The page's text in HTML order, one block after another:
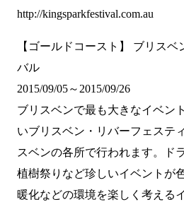
http://kingsparkfestival.com.au
【ゴールドコースト】 ブリス
バル
2015/09/05～2015/09/26
ブリスベンで最も大きなイベン
いブリスベン・リバーフェステ
スベンの各所で行われます。ド
植樹祭りなど珍しいイベントが
暖化などの環境を楽しく考える